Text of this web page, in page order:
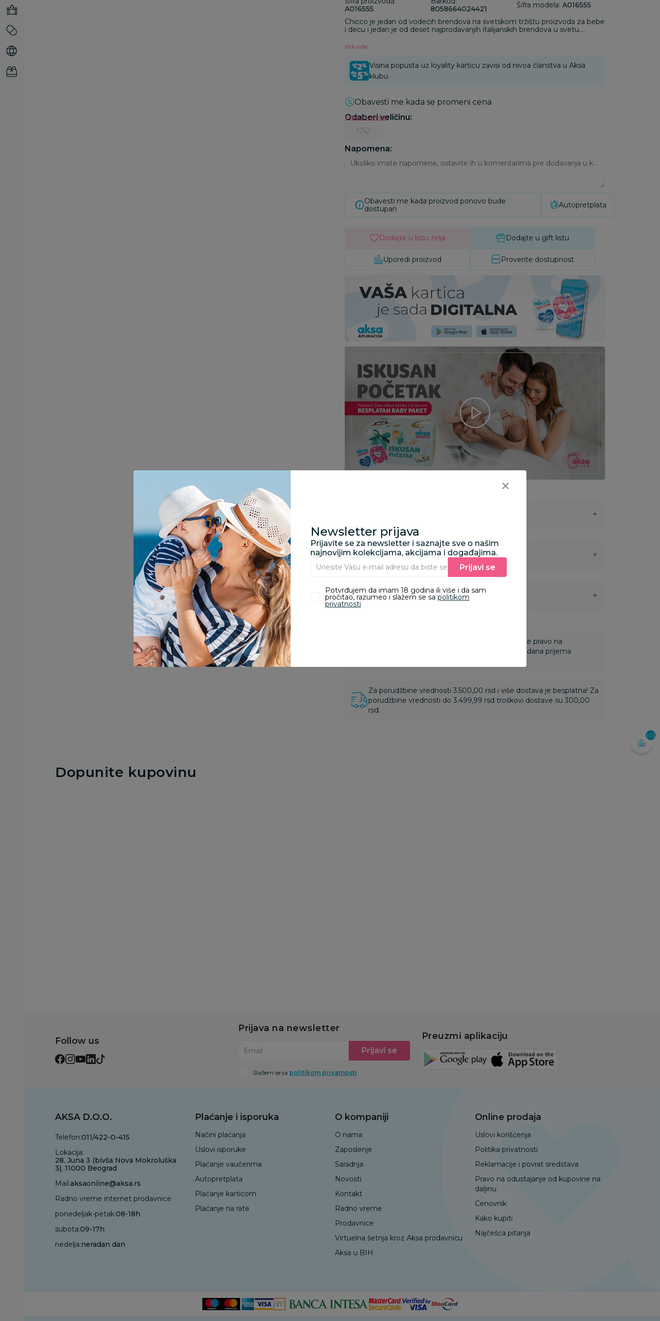
A016555
8058664024421
Šifra modela: A016555
Chicco je jedan od vodećih brendova na svetskom tržištu proizvoda za bebe
i decu i jedan je od deset najprodavanjih italijanskih brendova u svetu.
Vidi više
Visina popusta uz loyality karticu zavisi od nivoa članstva u Aksa
klubu.
Obavesti me kada se promeni cena
Odaberi veličinu:
Odredi veličinu
NSZ
Napomena:
Ukoliko imate napomene, ostavite ih u komentarima pre dodavanja u korpu:
Obavesti me kada proizvod ponovo bude
dostupan
Autopretplata
Dodajte u listu želja Dodajte u gift listu
Uporedi proizvod Proverite dostupnost
Opis
Pronađite u prodavnici
Kupovina bez rizika: Za online porudžbine imate pravo na
odustajanje od kupovine u roku od 14 dana od dana prijema
Za porudžbine vrednosti 3.500,00 rsd i više dostava je besplatna! Za
porudžbine vrednosti do 3.499,99 rsd troškovi dostave su 300,00
rsd.
(0)
Dopunite kupovinu
Follow us
Prijava na newsletter
Email Prijavi se
Slažem se sa politikom privatnosti
Preuzmi aplikaciju
AKSA D.O.O.
Telefon:011/422-0-415
Lokacija:
28. Juna 3 (bivša Nova Mokroluška
3), 11000 Beograd
Mail:aksaonline@aksa.rs
Radno vreme internet prodavnice
ponedeljak-petak:08-18h
subota:09-17h
nedelja:neradan dan
Plaćanje i isporuka
Načini plaćanja
Uslovi isporuke
Plaćanje vaučerima
Autopretplata
Plaćanje karticom
Plaćanje na rate
O kompaniji
O nama
Zaposlenje
Saradnja
Novosti
Kontakt
Radno vreme
Prodavnice
Virtuelna šetnja kroz Aksa prodavnicu
Aksa u BIH
Online prodaja
Uslovi korišćenja
Politika privatnosti
Reklamacije i povrat sredstava
Pravo na odustajanje od kupovine na
daljinu
Cenovnik
Kako kupiti
Najčešća pitanja
Newsletter prijava
Prijavite se za newsletter i saznajte sve o našim
najnovijim kolekcijama, akcijama i događajima.
Unesite Vašu e‑mail adresu da biste se prijavili na newsletter.
Prijavi se
Potvrđujem da imam 18 godina ili više i da sam
pročitao, razumeo i slažem se sa politikom
privatnosti